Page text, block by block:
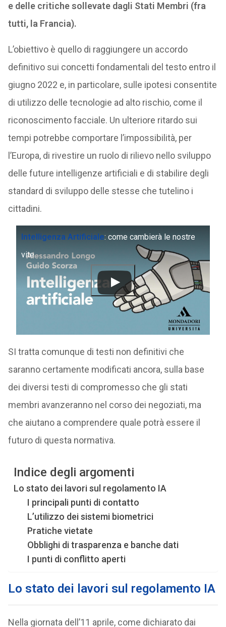
e delle critiche sollevate dagli Stati Membri (fra
tutti, la Francia).
L’obiettivo è quello di raggiungere un accordo
definitivo sui concetti fondamentali del testo entro il
giugno 2022 e, in particolare, sulle ipotesi consentite
di utilizzo delle tecnologie ad alto rischio, come il
riconoscimento facciale. Un ulteriore ritardo sui
tempi potrebbe comportare l’impossibilità, per
l’Europa, di rivestire un ruolo di rilievo nello sviluppo
delle future intelligenze artificiali e di stabilire degli
standard di sviluppo delle stesse che tutelino i
cittadini.
Intelligenza Artificiale: come cambierà le nostre
vite
SI tratta comunque di testi non definitivi che
saranno certamente modificati ancora, sulla base
dei diversi testi di compromesso che gli stati
membri avanzeranno nel corso dei negoziati, ma
che aiutano a comprendere quale potrà essere il
futuro di questa normativa.
Indice degli argomenti
Lo stato dei lavori sul regolamento IA
I principali punti di contatto
L’utilizzo dei sistemi biometrici
Pratiche vietate
Obblighi di trasparenza e banche dati
I punti di conflitto aperti
Lo stato dei lavori sul regolamento IA
Nella giornata dell’11 aprile, come dichiarato dai